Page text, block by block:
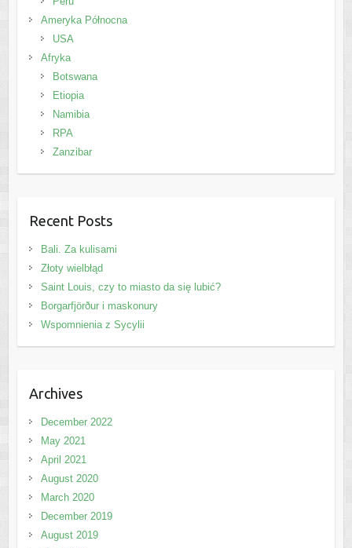
Ameryka Północna
USA
Afryka
Botswana
Etiopia
Namibia
RPA
Zanzibar
Recent Posts
Bali. Za kulisami
Złoty wielbłąd
Saint Louis, czy to miasto da się lubić?
Borgarfjörður i maskonury
Wspomnienia z Sycylii
Archives
December 2022
May 2021
April 2021
August 2020
March 2020
December 2019
August 2019